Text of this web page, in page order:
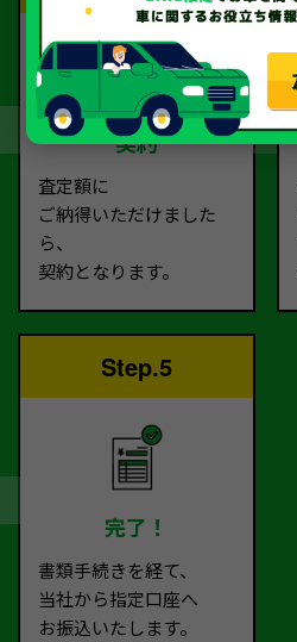
契約
査定額に
ご納得いただけました
ら、
契約となります。
Step.5
完了！
書類手続きを経て、
当社から指定口座へ
お振込いたします。